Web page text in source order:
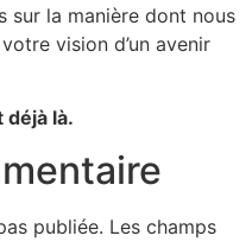
sur la manière dont nous
vision d’un avenir
déjà là.
publiée. Les champs